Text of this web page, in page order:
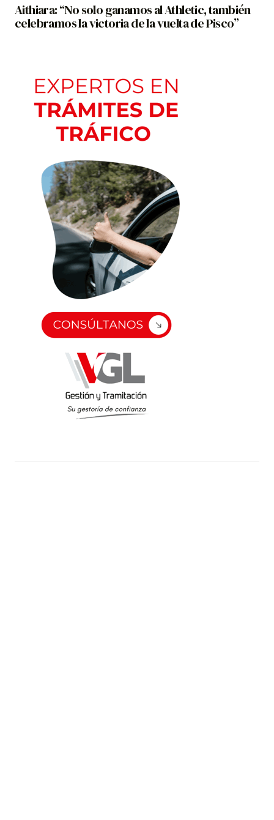
Aithiara: “No solo ganamos al Athletic, también
celebramos la victoria de la vuelta de Pisco”